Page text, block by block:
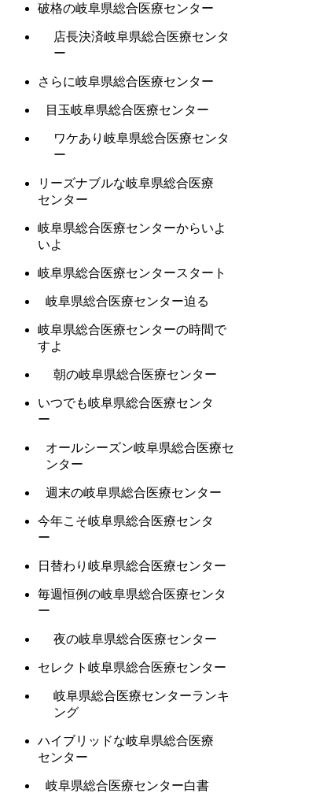
破格の岐阜県総合医療センター
店長決済岐阜県総合医療センタ
ー
さらに岐阜県総合医療センター
目玉岐阜県総合医療センター
ワケあり岐阜県総合医療センタ
ー
リーズナブルな岐阜県総合医療
センター
岐阜県総合医療センターからいよ
いよ
岐阜県総合医療センタースタート
岐阜県総合医療センター迫る
岐阜県総合医療センターの時間で
すよ
朝の岐阜県総合医療センター
いつでも岐阜県総合医療センタ
ー
オールシーズン岐阜県総合医療セ
ンター
週末の岐阜県総合医療センター
今年こそ岐阜県総合医療センタ
ー
日替わり岐阜県総合医療センター
毎週恒例の岐阜県総合医療センタ
ー
夜の岐阜県総合医療センター
セレクト岐阜県総合医療センター
岐阜県総合医療センターランキ
ング
ハイブリッドな岐阜県総合医療
センター
岐阜県総合医療センター白書